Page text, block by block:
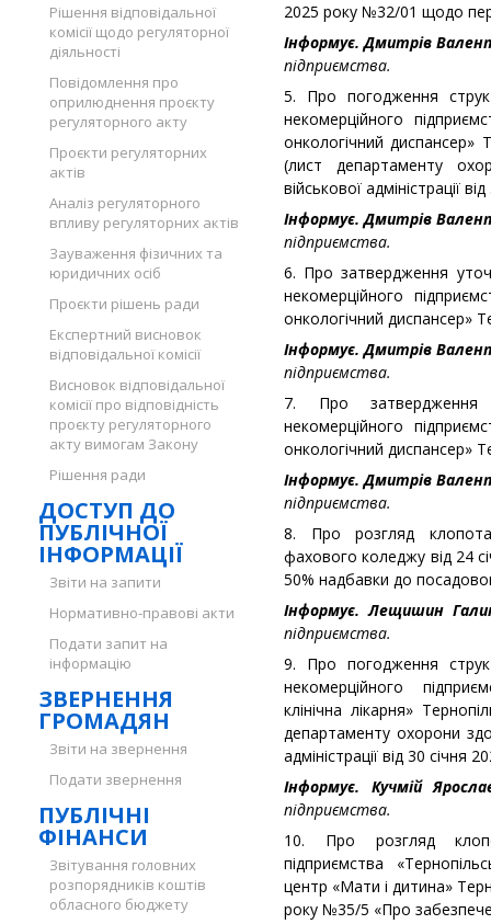
Рішення відповідальної
комісії щодо регуляторної
діяльності
Повідомлення про
оприлюднення проєкту
регуляторного акту
Проєкти регуляторних
актів
Аналіз регуляторного
впливу регуляторних актів
Зауваження фізичних та
юридичних осіб
Проєкти рішень ради
Експертний висновок
відповідальної комісії
Висновок відповідальної
комісії про відповідність
проєкту регуляторного
акту вимогам Закону
Рішення ради
ДОСТУП ДО
ПУБЛІЧНОЇ
ІНФОРМАЦІЇ
Звіти на запити
Нормативно-правові акти
Подати запит на
інформацію
ЗВЕРНЕННЯ
ГРОМАДЯН
Звіти на звернення
Подати звернення
ПУБЛІЧНІ
ФІНАНСИ
Звітування головних
розпорядників коштів
обласного бюджету
2025 року №32/01 щодо
Інформує. Дмитрів
підприємства.
5. Про погодження
некомерційного
онкологічний диспансер»
(лист департаменту
військової адміністрації
Інформує. Дмитрів
підприємства.
6. Про затвердження
некомерційного
онкологічний диспансер»
Інформує. Дмитрів
підприємства.
7. Про затвердження
некомерційного
онкологічний диспансер»
Інформує. Дмитрів
підприємства.
8. Про розгляд
фахового коледжу від 24
50% надбавки до
Інформує. Лещишин
підприємства.
9. Про погодження
некомерційного
клінічна лікарня»
департаменту охорони
адміністрації від 30
Інформує. Кучмій
підприємства.
10. Про розгляд
підприємства
центр «Мати і дитина»
року №35/5 «Про